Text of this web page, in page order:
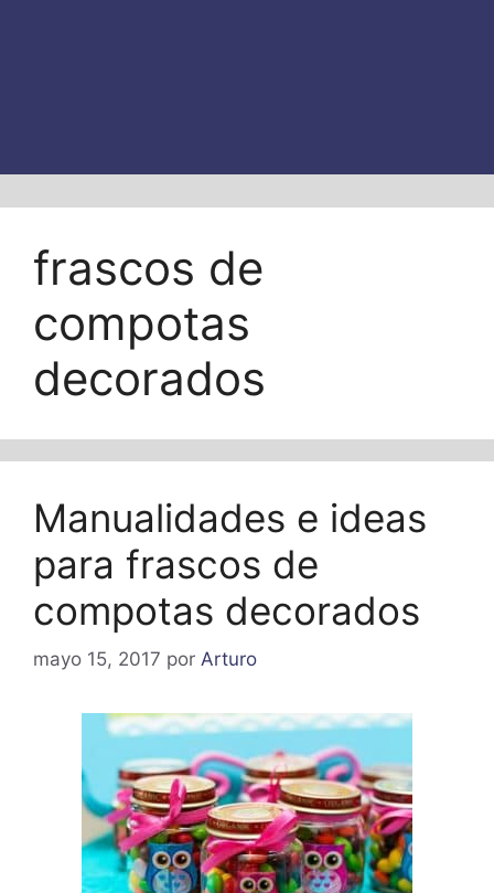
frascos de
compotas
decorados
Manualidades e ideas
para frascos de
compotas decorados
mayo 15, 2017 por Arturo